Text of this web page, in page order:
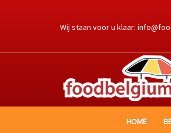
de
Wij staan voor u klaar:
HOME